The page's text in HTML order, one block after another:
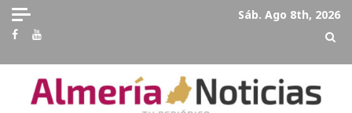
Skip
content
Sáb. Ago 8th, 2026
Facebook
Youtube